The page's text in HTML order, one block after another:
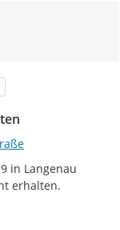
in Langenau
erhalten.